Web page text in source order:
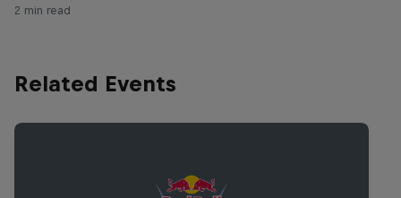
2 min read
Related Events